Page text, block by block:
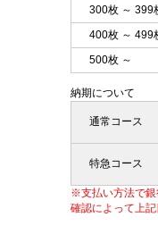
300枚 ～ 399
400枚 ～ 499
500枚 ～
納期について
通常コース
特急コース
※支払い方法で銀
確認によって上記